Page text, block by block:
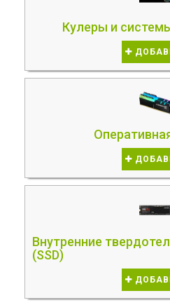
Кулеры и
Внутренние
(SSD)